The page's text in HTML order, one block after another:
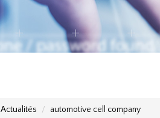
Actualités automotive cell company